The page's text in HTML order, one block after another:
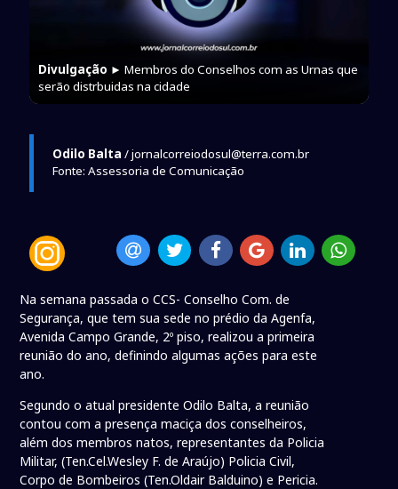
Divulgação ► Membros do Conselhos com as Urnas que
serão distrbuidas na cidade
Odilo Balta / jornalcorreiodosul@terra.com.br
Fonte: Assessoria de Comunicação
Na semana passada o CCS- Conselho Com. de
Segurança, que tem sua sede no prédio da Agenfa,
Avenida Campo Grande, 2º piso, realizou a primeira
reunião do ano, definindo algumas ações para este
ano.
Segundo o atual presidente Odilo Balta, a reunião
contou com a presença maciça dos conselheiros,
além dos membros natos, representantes da Policia
Militar, (Ten.Cel.Wesley F. de Araújo) Policia Civil,
Corpo de Bombeiros (Ten.Oldair Balduino) e Pericia.